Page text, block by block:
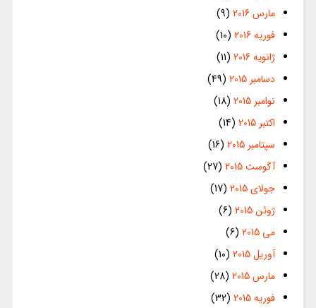
مارس 2016
(9)
فوریه 2016
(10)
ژانویه 2016
(11)
دسامبر 2015
(49)
نوامبر 2015
(18)
اکتبر 2015
(14)
سپتامبر 2015
(16)
آگوست 2015
(27)
جولای 2015
(17)
ژوئن 2015
(6)
می 2015
(6)
آوریل 2015
(10)
مارس 2015
(28)
فوریه 2015
(32)